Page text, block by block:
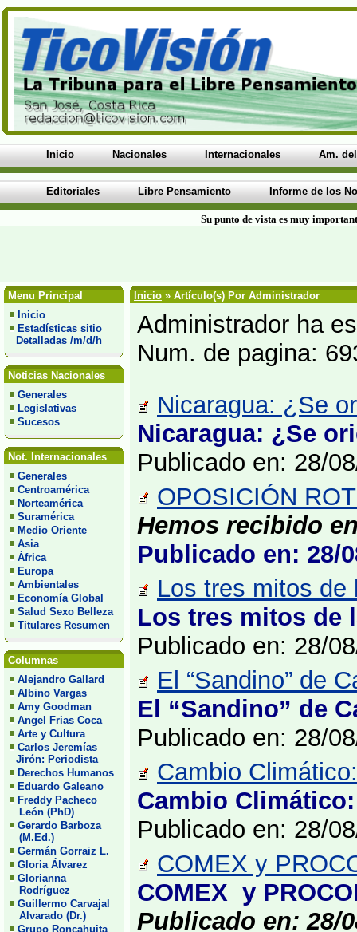
Inicio Nacionales Internacionales Am.
Editoriales Libre Pensamiento Informe de los
Su punto de vista es muy
Menu Principal
Inicio
Estadísticas sitio
Detalladas /m/d/h
Noticias Nacionales
Generales
Legislativas
Sucesos
Not. Internacionales
Generales
Centroamérica
Norteamérica
Suramérica
Medio Oriente
Asia
África
Europa
Ambientales
Economía Global
Salud Sexo Belleza
Titulares Resumen
Columnas
Alejandro Gallard
Albino Vargas
Amy Goodman
Angel Frias Coca
Arte y Cultura
Carlos Jeremías
Jirón: Periodista
Derechos Humanos
Eduardo Galeano
Freddy Pacheco
León (PhD)
Gerardo Barboza
(M.Ed.)
Germán Gorraiz L.
Gloria Álvarez
Glorianna
Rodríguez
Guillermo Carvajal
Alvarado (Dr.)
Grupo Roncahuita
Inicio » Artículo(s) Por Administrador
Administrador ha
Num. de pagina:
Nicaragua: ¿Se
Nicaragua: ¿Se
Publicado en: 28/
OPOSICIÓN
Hemos recibido
Publicado en: 28/
Los tres mitos de
Los tres mitos de
Publicado en: 28/
El “Sandino” de
El “Sandino” de
Publicado en: 28/
Cambio
Cambio
Publicado en: 28/
COMEX y
COMEX y
Publicado en: 28/